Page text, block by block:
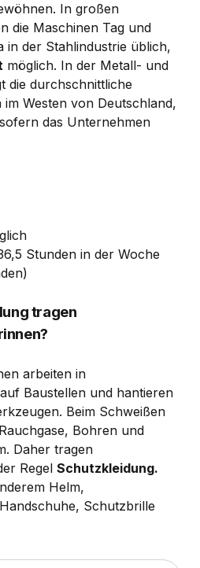
In großen
die Maschinen Tag und
in der Stahlindustrie üblich,
möglich. In der Metall- und
die durchschnittliche
Westen von Deutschland,
das Unternehmen
Stunden in der Woche
tragen
arbeiten in
Baustellen und hantieren
Beim Schweißen
Bohren und
Daher tragen
Regel Schutzkleidung.
Helm,
Schutzbrille